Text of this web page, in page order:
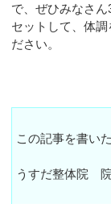
で、ぜひみなさ
セットして、体
ださい。
この記事を書い
うすだ整体院